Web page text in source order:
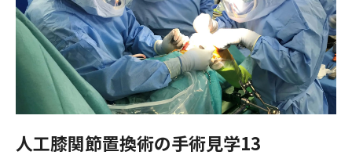
人工膝関節置換術の手術見学13